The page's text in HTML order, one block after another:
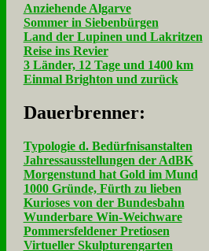
Anziehende Algarve
Sommer in Siebenbürgen
Land der Lupinen und Lakritzen
Reise ins Revier
3 Länder, 12 Tage und 1400 km
Einmal Brighton und zurück
Dau­er­bren­ner:
Typologie d. Bedürfnisanstalten
Jahressausstellungen der AdBK
Morgenstund hat Gold im Mund
1000 Gründe, Fürth zu lieben
Kurioses von der Bundesbahn
Wunderbare Win-Weichware
Pommersfeldener Pretiosen
Virtueller Skulpturengarten